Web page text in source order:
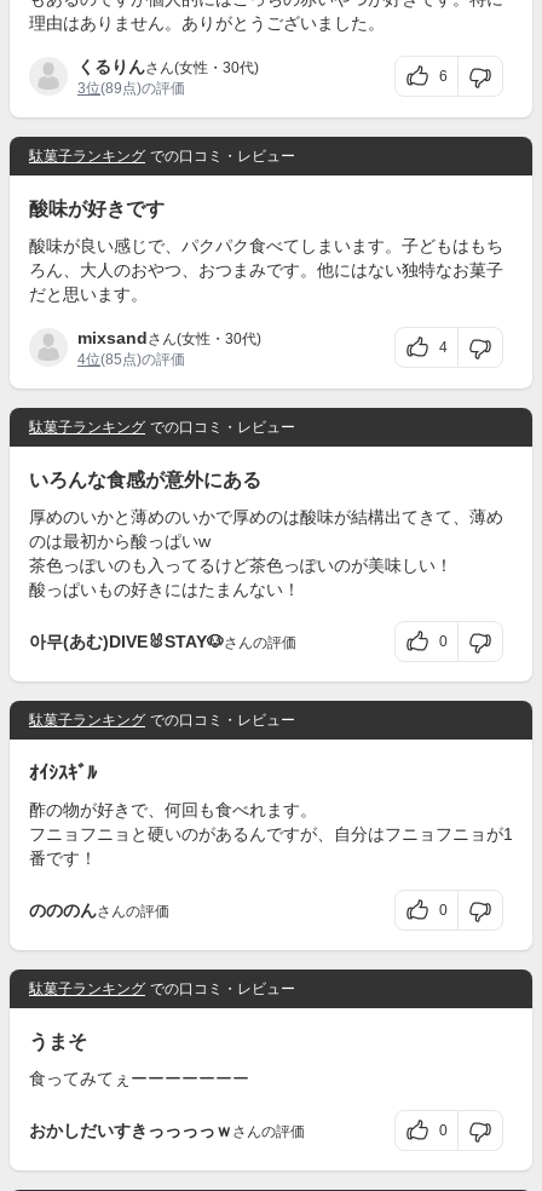
理由はありません。ありがとうございました。
くるりんさん(女性・30代)
3位(89点)の評価
6
駄菓子ランキング での口コミ・レビュー
酸味が好きです
酸味が良い感じで、パクパク食べてしまいます。子どもはもち
ろん、大人のおやつ、おつまみです。他にはない独特なお菓子
だと思います。
mixsandさん(女性・30代)
4位(85点)の評価
4
駄菓子ランキング での口コミ・レビュー
いろんな食感が意外にある
厚めのいかと薄めのいかで厚めのは酸味が結構出てきて、薄め
のは最初から酸っぱいw
茶色っぽいのも入ってるけど茶色っぽいのが美味しい！
酸っぱいもの好きにはたまんない！
아무(あむ)DIVE🐰STAY🐶さんの評価 0
駄菓子ランキング での口コミ・レビュー
ｵｲｼｽｷﾞﾙ
酢の物が好きで、何回も食べれます。
フニョフニョと硬いのがあるんですが、自分はフニョフニョが1
番です！
のののんさんの評価 0
駄菓子ランキング での口コミ・レビュー
うまそ
食ってみてぇーーーーーーー
おかしだいすきっっっっｗ さんの評価 0